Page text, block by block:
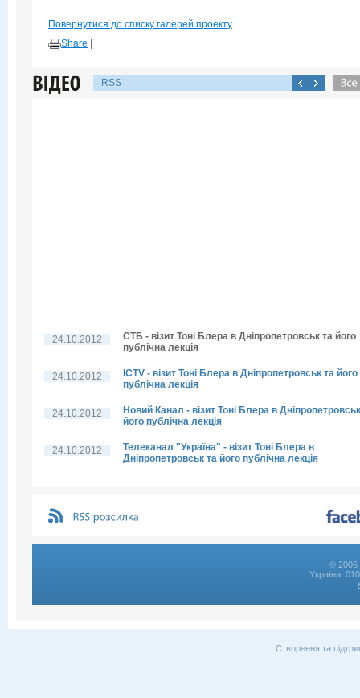
Повернутися до списку галерей проекту
Share
RSS
24.10.2012
СТБ - візит Тоні Блера в Дніпропетровськ та його
публічна лекція
24.10.2012
ICTV - візит Тоні Блера в Дніпропетровськ та його
публічна лекція
24.10.2012
Новий Канал - візит Тоні Блера в
його публічна лекція
24.10.2012
Телеканал "Україна" - візит Тоні Блера в
Дніпропетровськ та його публічна лекція
© 2006
Україна,
Створення та